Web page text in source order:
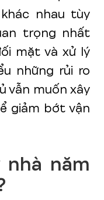
nhau tùy
trọng nhất
mặt và xử lý
những rủi ro
vẫn muốn xây
giảm bớt vận
năm